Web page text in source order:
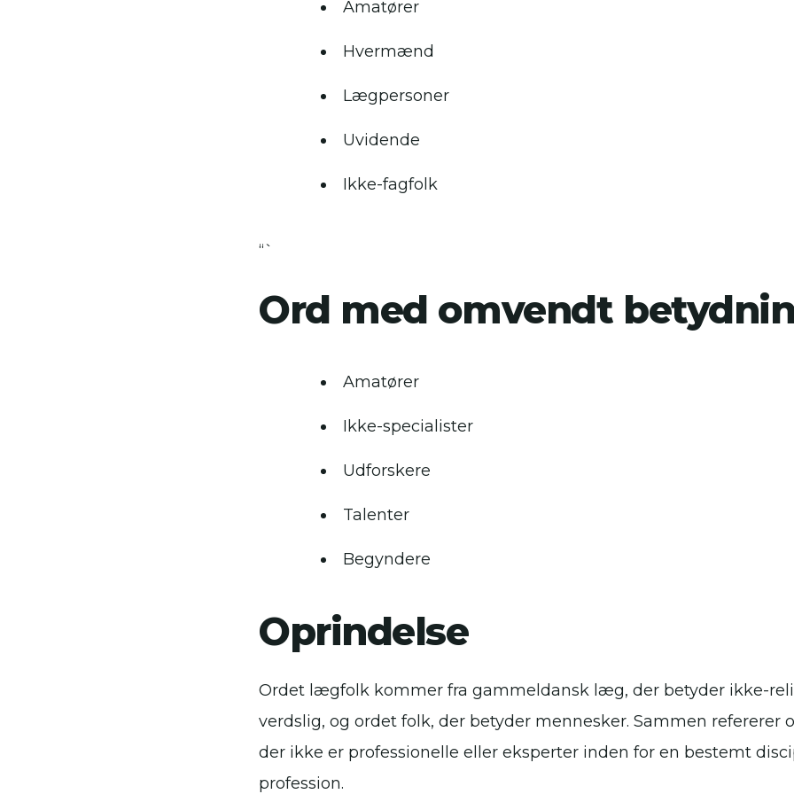
Amatører
Hvermænd
Lægpersoner
Uvidende
Ikke-fagfolk
“`
Ord med omvendt
Amatører
Ikke-specialister
Udforskere
Talenter
Begyndere
Oprindelse
Ordet lægfolk kommer fra gammeldansk læg, der betyder ikke-
verdslig, og ordet folk, der betyder mennesker. Sammen refererer
der ikke er professionelle eller eksperter inden for en bestemt
profession.